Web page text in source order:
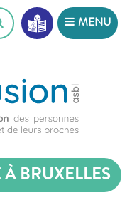
MENU
BRUXELLES